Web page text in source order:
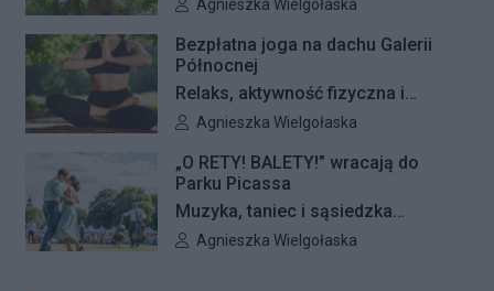
Ceramicznej.
finałowej dwunastki zakwalifikował
się okazały dąb szypułkowy
rosnący przy ul. Konturowej. Teraz
o zwycięstwie zadecydują głosy
mieszkańców.
Autor artykułu:
Agnieszka Wielgołaska
Bezpłatna joga na dachu Galerii
Północnej
Relaks, aktywność fizyczna i
wyjątkowa przestrzeń pełna zieleni
Fitness Zdrofit zapraszają
mieszkańców na bezpłatne zajęcia
Autor artykułu:
Agnieszka Wielgołaska
„O RETY! BALETY!” wracają do
Parku Picassa
Muzyka, taniec i sąsiedzka
atmosfera ponownie zagoszczą w
Autor artykułu:
Agnieszka Wielgołaska